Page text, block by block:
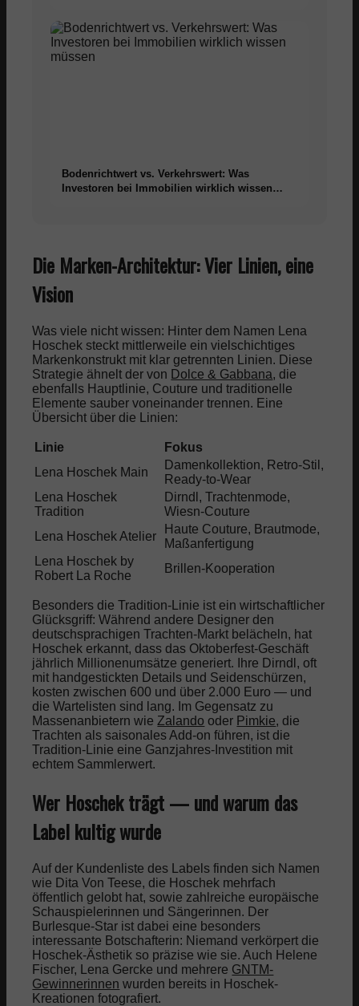
Bodenrichtwert vs. Verkehrswert: Was
Investoren bei Immobilien wirklich wissen
Die Marken-Architektur: Vier Linien, eine
Vision
Was viele nicht wissen: Hinter dem Namen Lena
Hoschek steckt mittlerweile ein vielschichtiges
Markenkonstrukt mit klar getrennten Linien. Diese
Strategie ähnelt der von Dolce & Gabbana, die
ebenfalls Hauptlinie, Couture und traditionelle
Elemente sauber voneinander trennen. Eine
Übersicht über die Linien:
Linie Fokus
Lena Hoschek Main
Damenkollektion, Retro-Stil,
Ready-to-Wear
Lena Hoschek
Tradition
Dirndl, Trachtenmode,
Wiesn-Couture
Lena Hoschek Atelier
Haute Couture, Brautmode,
Maßanfertigung
Lena Hoschek by
Robert La Roche
Brillen-Kooperation
Besonders die Tradition-Linie ist ein wirtschaftlicher
Glücksgriff: Während andere Designer den
deutschsprachigen Trachten-Markt belächeln, hat
Hoschek erkannt, dass das Oktoberfest-Geschäft
jährlich Millionenumsätze generiert. Ihre Dirndl, oft
mit handgestickten Details und Seidenschürzen,
kosten zwischen 600 und über 2.000 Euro — und
die Wartelisten sind lang. Im Gegensatz zu
Massenanbietern wie Zalando oder Pimkie, die
Trachten als saisonales Add-on führen, ist die
Tradition-Linie eine Ganzjahres-Investition mit
echtem Sammlerwert.
Wer Hoschek trägt — und warum das
Label kultig wurde
Auf der Kundenliste des Labels finden sich Namen
wie Dita Von Teese, die Hoschek mehrfach
öffentlich gelobt hat, sowie zahlreiche europäische
Schauspielerinnen und Sängerinnen. Der
Burlesque-Star ist dabei eine besonders
interessante Botschafterin: Niemand verkörpert die
Hoschek-Ästhetik so präzise wie sie. Auch Helene
Fischer, Lena Gercke und mehrere GNTM-
Gewinnerinnen wurden bereits in Hoschek-
Kreationen fotografiert.